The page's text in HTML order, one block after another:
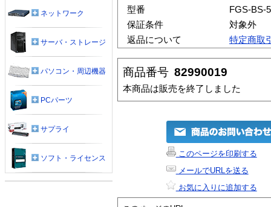
型番
FGS-BS-
保証条件
対象外
返品について
特定商取
商品番号 82990019
本商品は販売を終了しました
このページを印刷する
メールでURLを送る
お気に入りに追加する
ネットワーク
サーバ・ストレージ
パソコン・周辺機器
PCパーツ
サプライ
ソフト・ライセンス